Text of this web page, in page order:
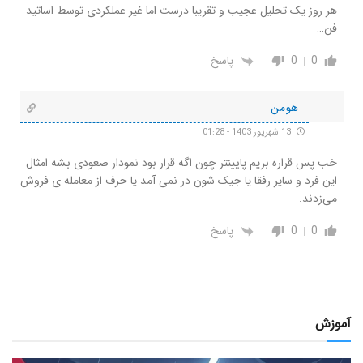
هر روز یک تحلیل عجیب و تقریبا درست اما غیر عملکردی توسط اساتید
فن…
0
0 پاسخ
هومن
خب پس قراره بریم پایینتر چون اگه قرار بود نمودار صعودی بشه امثال
این فرد و سایر رفقا یا جیک شون در نمی آمد یا حرف از معامله ی فروش
می‌زدند.
0
0 پاسخ
آموزش